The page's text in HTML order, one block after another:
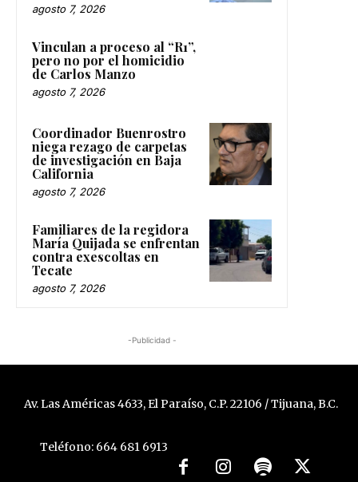
agosto 7, 2026
Vinculan a proceso al “R1”,
pero no por el homicidio
de Carlos Manzo
agosto 7, 2026
Coordinador Buenrostro
niega rezago de carpetas
de investigación en Baja
California
agosto 7, 2026
Familiares de la regidora
María Quijada se enfrentan
contra exescoltas en
Tecate
agosto 7, 2026
-Publicidad -
Av. Las Américas 4633, El Paraíso, C.P. 22106 / Tijuana, B.C.
Teléfono: 664 681 6913